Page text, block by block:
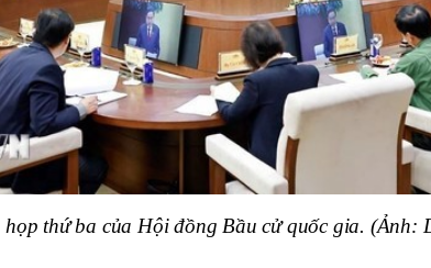
họp thứ ba của Hội đồng Bầu cử quốc gia. (Ảnh: